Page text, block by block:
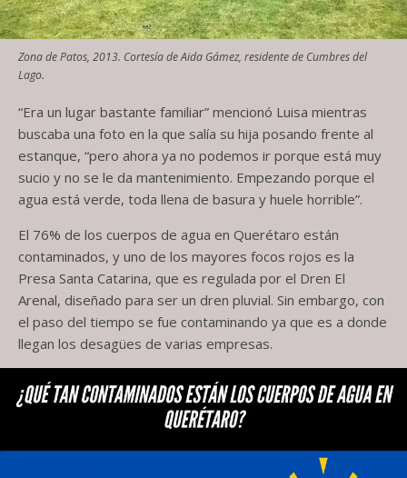
Zona de Patos, 2013. Cortesía de Aida Gámez, residente de Cumbres del
Lago.
“Era un lugar bastante familiar” mencionó Luisa mientras
buscaba una foto en la que salía su hija posando frente al
estanque, “pero ahora ya no podemos ir porque está muy
sucio y no se le da mantenimiento. Empezando porque el
agua está verde, toda llena de basura y huele horrible”.
El 76% de los cuerpos de agua en Querétaro están
contaminados, y uno de los mayores focos rojos es la
Presa Santa Catarina, que es regulada por el Dren El
Arenal, diseñado para ser un dren pluvial. Sin embargo, con
el paso del tiempo se fue contaminando ya que es a donde
llegan los desagües de varias empresas.